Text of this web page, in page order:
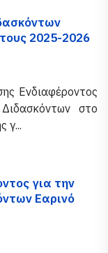
2025-2026
Ενδιαφέροντος
στο
γ...
για την
Εαρινό